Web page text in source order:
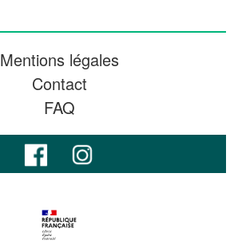
Mentions légales
Contact
FAQ